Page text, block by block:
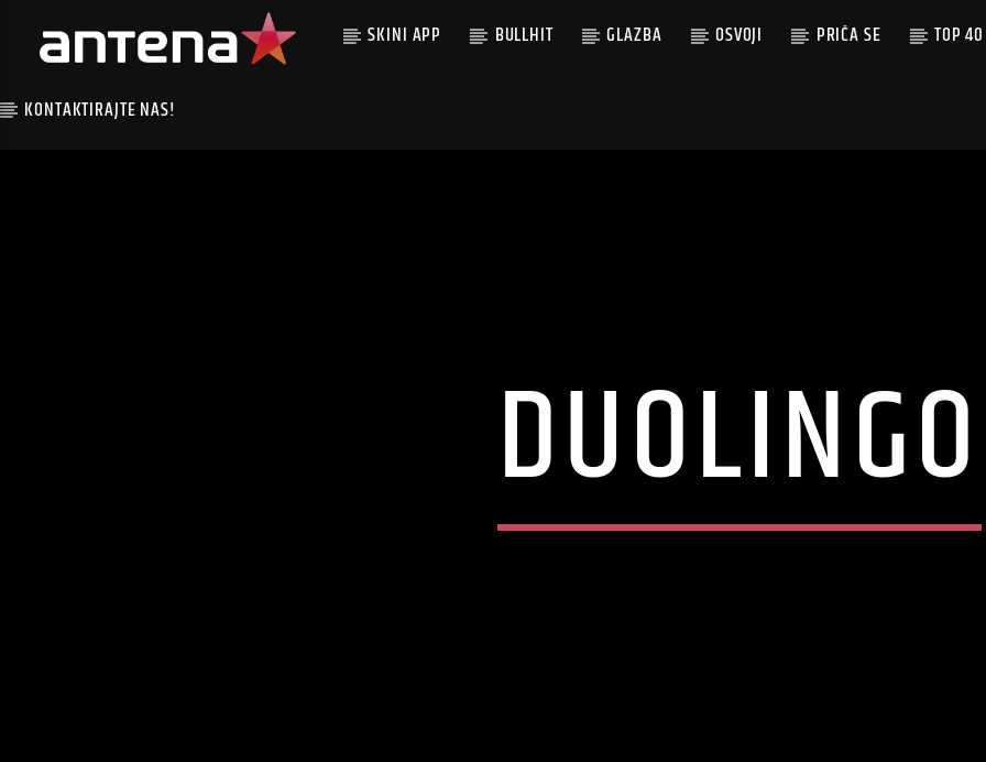
SKINI APP BULLHIT GLAZBA OSVOJI PRIČA SE TOP 40
KONTAKTIRAJTE NAS!
DUOLINGO